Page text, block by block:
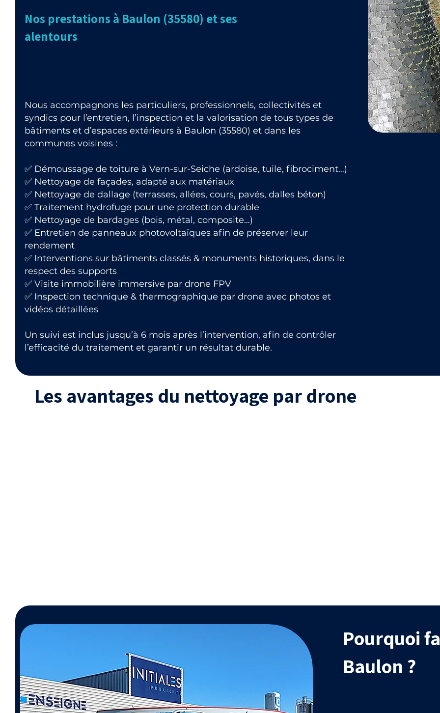
Nos prestations à Baulon (35580) et ses
alentours
Nous accompagnons les particuliers, professionnels, collectivités et
syndics pour l’entretien, l’inspection et la valorisation de tous types de
bâtiments et d’espaces extérieurs à Baulon (35580) et dans les
communes voisines :
✅ Démoussage de toiture à Vern-sur-Seiche (ardoise, tuile, fibrociment…)
✅ Nettoyage de façades, adapté aux matériaux
✅ Nettoyage de dallage (terrasses, allées, cours, pavés, dalles béton)
✅ Traitement hydrofuge pour une protection durable
✅ Nettoyage de bardages (bois, métal, composite…)
✅ Entretien de panneaux photovoltaïques afin de préserver leur
rendement
✅ Interventions sur bâtiments classés & monuments historiques, dans le
respect des supports
✅ Visite immobilière immersive par drone FPV
✅ Inspection technique & thermographique par drone avec photos et
vidéos détaillées
Un suivi est inclus jusqu’à 6 mois après l’intervention, afin de contrôler
l’efficacité du traitement et garantir un résultat durable.
Les avantages du nettoyage par drone
Pourquoi
Baulon ?